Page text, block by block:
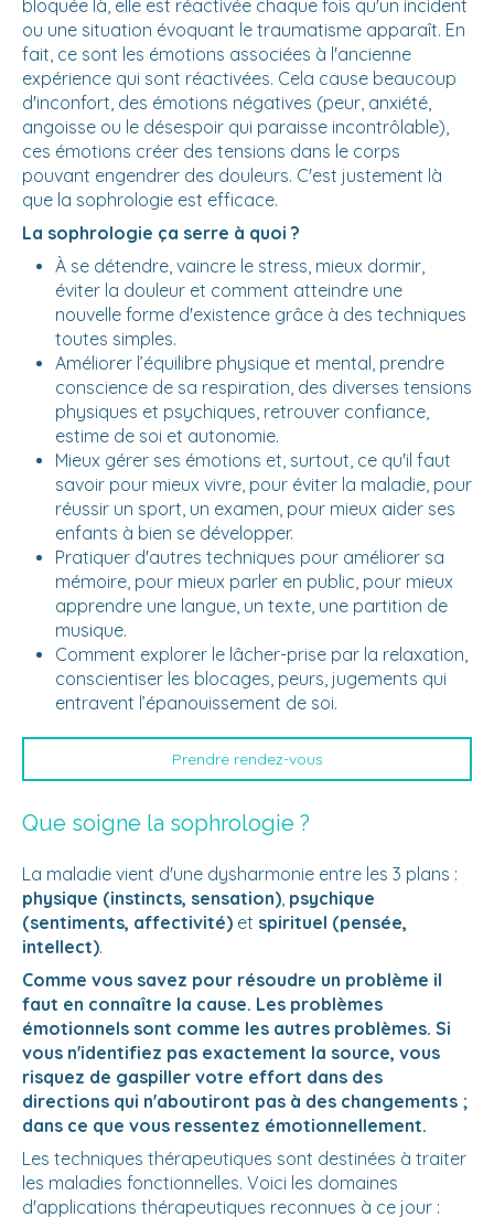
bloquée là, elle est réactivée chaque fois qu'un incident
ou une situation évoquant le traumatisme apparaît. En
fait, ce sont les émotions associées à l'ancienne
expérience qui sont réactivées. Cela cause beaucoup
d'inconfort, des émotions négatives (peur, anxiété,
angoisse ou le désespoir qui paraisse incontrôlable),
ces émotions créer des tensions dans le corps
pouvant engendrer des douleurs. C'est justement là
que la sophrologie est efficace.
La sophrologie ça serre à quoi ?
À se détendre, vaincre le stress, mieux dormir,
éviter la douleur et comment atteindre une
nouvelle forme d'existence grâce à des techniques
toutes simples.
Améliorer l’équilibre physique et mental, prendre
conscience de sa respiration, des diverses tensions
physiques et psychiques, retrouver confiance,
estime de soi et autonomie.
Mieux gérer ses émotions et, surtout, ce qu'il faut
savoir pour mieux vivre, pour éviter la maladie, pour
réussir un sport, un examen, pour mieux aider ses
enfants à bien se développer.
Pratiquer d'autres techniques pour améliorer sa
mémoire, pour mieux parler en public, pour mieux
apprendre une langue, un texte, une partition de
musique.
Comment explorer le lâcher-prise par la relaxation,
conscientiser les blocages, peurs, jugements qui
entravent l’épanouissement de soi.
Prendre rendez-vous
Que soigne la sophrologie ?
La maladie vient d'une dysharmonie entre les 3 plans :
physique (instincts, sensation), psychique
(sentiments, affectivité) et spirituel (pensée,
intellect).
Comme vous savez pour résoudre un problème il
faut en connaître la cause. Les problèmes
émotionnels sont comme les autres problèmes. Si
vous n'identifiez pas exactement la source, vous
risquez de gaspiller votre effort dans des
directions qui n'aboutiront pas à des changements ;
dans ce que vous ressentez émotionnellement.
Les techniques thérapeutiques sont destinées à traiter
les maladies fonctionnelles. Voici les domaines
d'applications thérapeutiques reconnues à ce jour :